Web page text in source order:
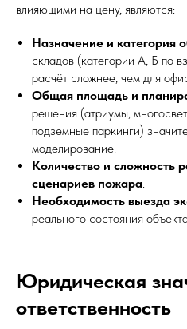
влияющими на цену, являются:
Назначение и категория
складов (категории А, Б по
расчёт сложнее, чем для
Общая площадь и
решения (атриумы,
подземные паркинги)
моделирование.
Количество и сложность
сценариев пожара.
Необходимость выезда
реального состояния
Юридическая
ответственность